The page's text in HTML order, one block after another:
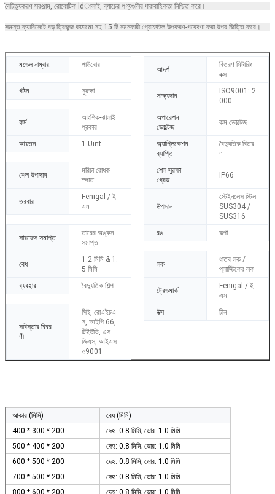
বৈচিত্র্যকরণ সরঞ্জাম, রোবোটিক ldালাই, ব্যাচের পণ্যগুলির ধারাবাহিকতা নিশ্চিত করে।
সমস্ত ক্যাবিনেটে বড় ত্রিভুজ কাঠামো সহ 15 টি নমনকারী প্রোফাইল উপকরণ-গবেষণা করা উপর ভিত্তি করে।
মডেল নাম্বার. পাউবোর
আদর্শ
বিতরণ মিটারিং
বক্স
গঠন
সুরক্ষা
সাক্ষ্যদান
ISO9001: 2
000
ফর্ম
আংশিক-ঝালাই
প্রকার
অপারেশন
ভোল্টেজ
কম ভোল্টেজ
আয়তন 1 Uint
অ্যাপ্লিকেশন
ব্যাপ্তি
বৈদ্যুতিক বিতর
ণ
শেল উপাদান
মরিচা রোধক
স্পাত
শেল সুরক্ষা
গ্রেড
IP66
তরবার
Fenigal / ই
এম
উপাদান
স্টেইনলেস স্টিল
SUS304 /
SUS316
সারফেস সমাপ্ত
তারের অঙ্কন
সমাপ্ত
রঙ রূপা
বেধ
1.2 মিমি & 1.
5 মিমি
লক
ধাতব লক /
প্লাস্টিকের লক
ব্যবহার
বৈদ্যুতিক শিল্প
ট্রেডমার্ক
Fenigal / ই
এম
সবিস্তার বিবর
ণী
সিই, রোএইচএ
স, আইপি 66,
টিইউভি, এস
জিএস, আইএস
ও9001
উত্স চীন
আকার (মিমি)
বেধ (মিমি)
400 * 300 * 200
দেহ: 0.8 মিমি; ডোর: 1.0 মিমি
500 * 400 * 200
দেহ: 0.8 মিমি; ডোর: 1.0 মিমি
600 * 500 * 200
দেহ: 0.8 মিমি; ডোর: 1.0 মিমি
700 * 500 * 200
দেহ: 0.8 মিমি; ডোর: 1.0 মিমি
800 * 600 * 200
দেহ: 0.8 মিমি; ডোর: 1.0 মিমি